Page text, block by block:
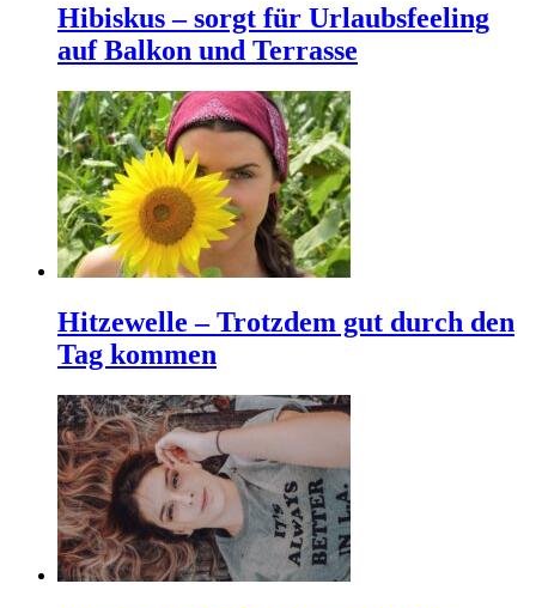
Hibiskus – sorgt für Urlaubsfeeling
auf Balkon und Terrasse
Hitzewelle – Trotzdem gut durch den
Tag kommen